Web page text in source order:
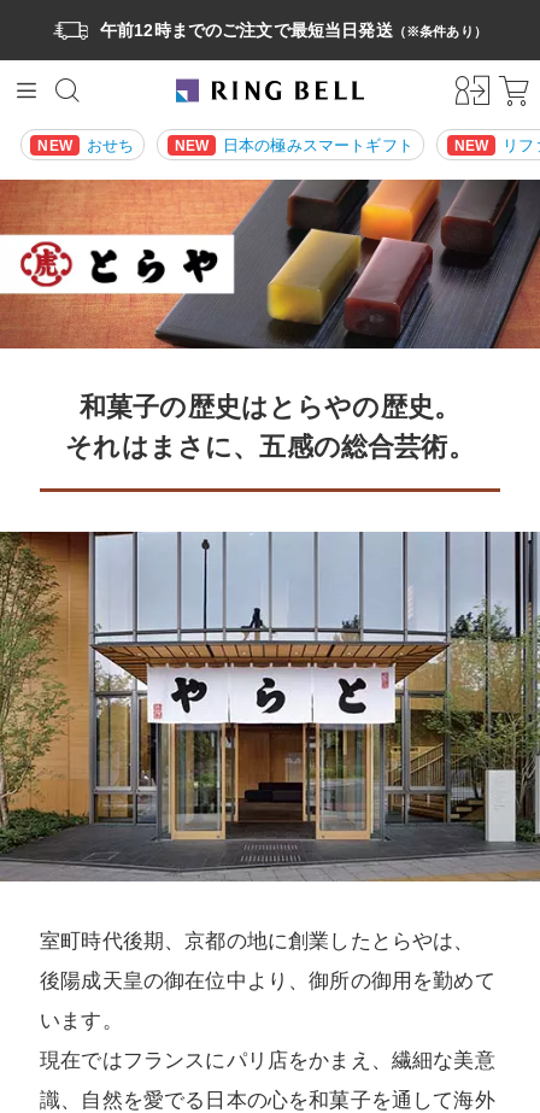
午前12時までのご注文で最短当日発送（※条件あり）
NEW おせち NEW 日本の極みスマートギフト NEW リ
和菓子の歴史はとらやの歴史。
それはまさに、五感の総合芸術。
室町時代後期、京都の地に創業したとらやは、
後陽成天皇の御在位中より、御所の御用を勤めて
います。
現在ではフランスにパリ店をかまえ、繊細な美意
識、自然を愛でる日本の心を和菓子を通して海外